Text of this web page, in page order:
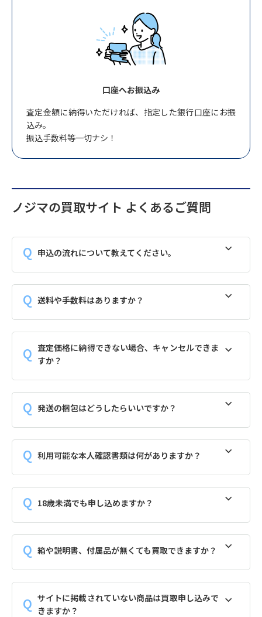
口座へお振込み
査定金額に納得いただければ、指定した銀行口座にお振
込み。
振込手数料等一切ナシ！
ノジマの買取サイト よくあるご質問
申込の流れについて教えてください。
送料や手数料はありますか？
査定価格に納得できない場合、キャンセルできま
すか？
発送の梱包はどうしたらいいですか？
利用可能な本人確認書類は何がありますか？
18歳未満でも申し込めますか？
箱や説明書、付属品が無くても買取できますか？
サイトに掲載されていない商品は買取申し込みで
きますか？